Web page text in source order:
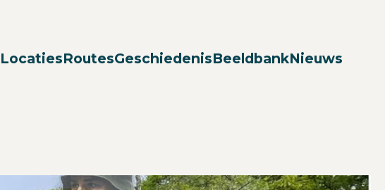
LocatiesRoutesGeschiedenisBeeldbankNieuws